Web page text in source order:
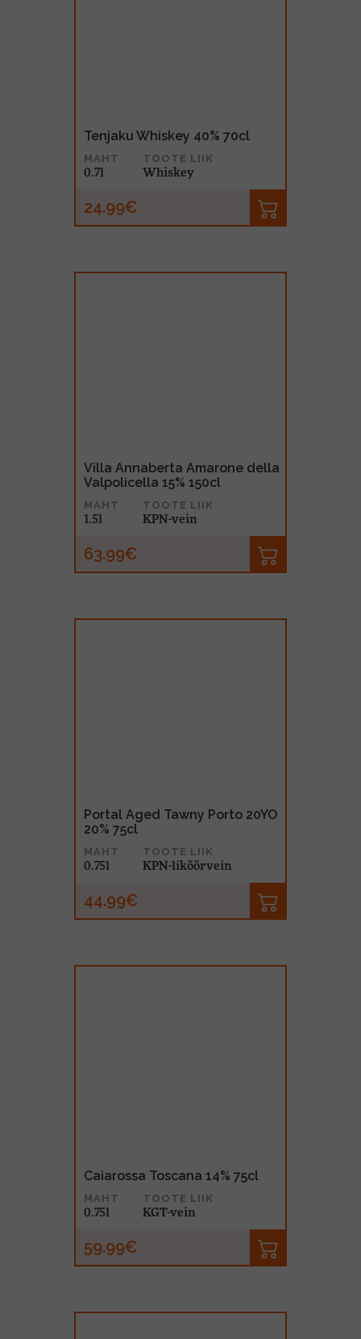
Tenjaku Whiskey 40% 70cl
MAHT
0.7l
TOOTE LIIK
Whiskey
24.99€
Villa Annaberta Amarone della
Valpolicella 15% 150cl
MAHT
1.5l
TOOTE LIIK
KPN-vein
63.99€
Portal Aged Tawny Porto 20YO
20% 75cl
MAHT
0.75l
TOOTE LIIK
KPN-liköörvein
44.99€
Caiarossa Toscana 14% 75cl
MAHT
0.75l
TOOTE LIIK
KGT-vein
59.99€